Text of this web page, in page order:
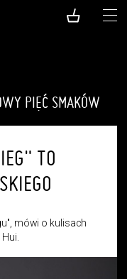
PIĘĆ SMAKÓW
TO
mówi o kulisach